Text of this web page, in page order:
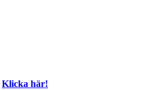
Klicka här!